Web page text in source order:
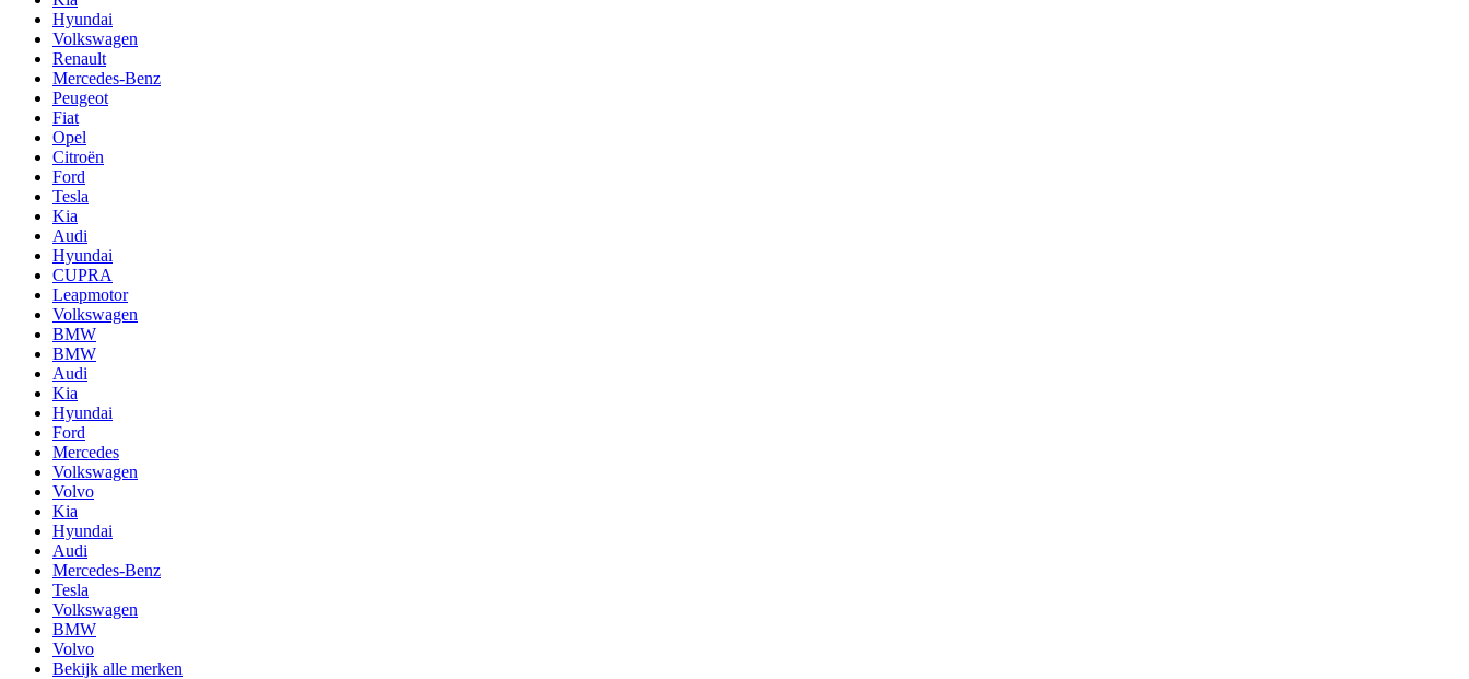
Hyundai
Volkswagen
Renault
Mercedes-Benz
Peugeot
Fiat
Opel
Citroën
Ford
Tesla
Kia
Audi
Hyundai
CUPRA
Leapmotor
Volkswagen
BMW
BMW
Audi
Kia
Hyundai
Ford
Mercedes
Volkswagen
Volvo
Kia
Hyundai
Audi
Mercedes-Benz
Tesla
Volkswagen
BMW
Volvo
Bekijk alle merken